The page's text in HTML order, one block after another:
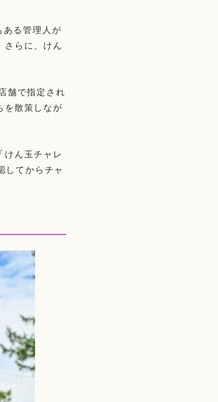
ある管理人が
さらに、けん
舗で指定され
を散策しなが
けん玉チャレ
してからチャ